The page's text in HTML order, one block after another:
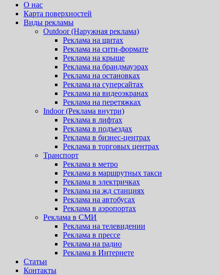
О нас
Карта поверхностей
Виды рекламы
Outdoor (Наружная реклама)
Реклама на щитах
Реклама на сити-формате
Реклама на крыше
Реклама на брандмауэрах
Реклама на остановках
Реклама на суперсайтах
Реклама на видеоэкранах
Реклама на перетяжках
Indoor (Реклама внутри)
Реклама в лифтах
Реклама в подъездах
Реклама в бизнес-центрах
Реклама в торговых центрах
Транспорт
Реклама в метро
Реклама в маршрутных такси
Реклама в электричках
Реклама на жд станциях
Реклама на автобусах
Реклама в аэропортах
Реклама в СМИ
Реклама на телевидении
Реклама в прессе
Реклама на радио
Реклама в Интернете
Статьи
Контакты